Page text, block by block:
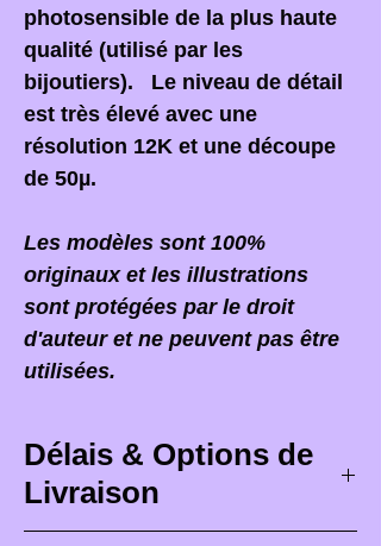
photosensible de la plus haute
qualité (utilisé par les
bijoutiers). Le niveau de détail
est très élevé avec une
résolution 12K et une découpe
de 50µ.
Les modèles sont 100%
originaux et les illustrations
sont protégées par le droit
d'auteur et ne peuvent pas être
utilisées.
Délais & Options de
Livraison